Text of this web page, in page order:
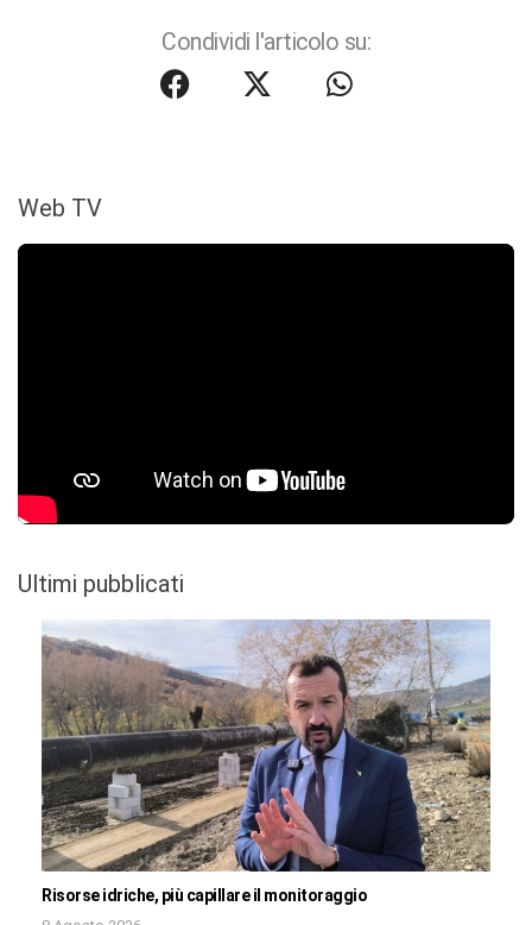
Condividi l'articolo su:
Web TV
Ultimi pubblicati
Risorse idriche, più capillare il monitoraggio